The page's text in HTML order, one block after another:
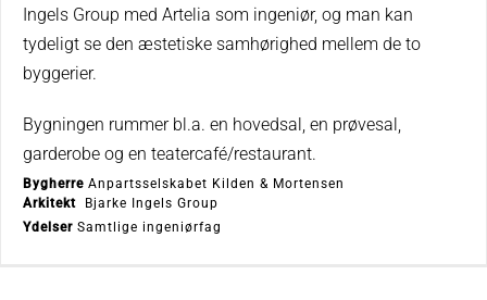
Ingels Group med Artelia som ingeniør, og man kan
tydeligt se den æstetiske samhørighed mellem de to
byggerier.
Bygningen rummer bl.a. en hovedsal, en prøvesal,
garderobe og en teatercafé/restaurant.
Bygherre Anpartsselskabet Kilden & Mortensen
Arkitekt Bjarke Ingels Group
Ydelser Samtlige ingeniørfag